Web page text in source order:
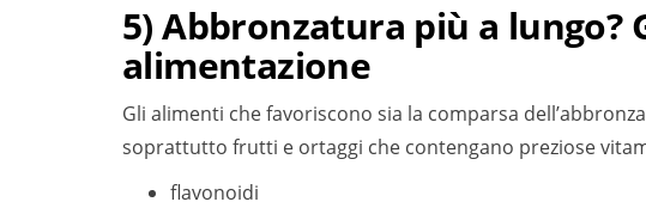
5) Abbronzatura più a lungo?
alimentazione
Gli alimenti che favoriscono sia la comparsa
soprattutto frutti e ortaggi che contengano preziose
flavonoidi